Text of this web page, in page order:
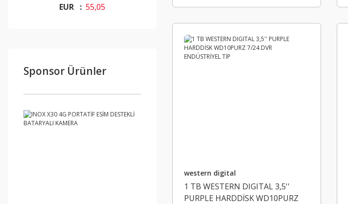
EUR : 55,05
Sponsor Ürünler
western digital
1 TB WESTERN DIGITAL 3,5''
PURPLE HARDDİSK WD10PURZ